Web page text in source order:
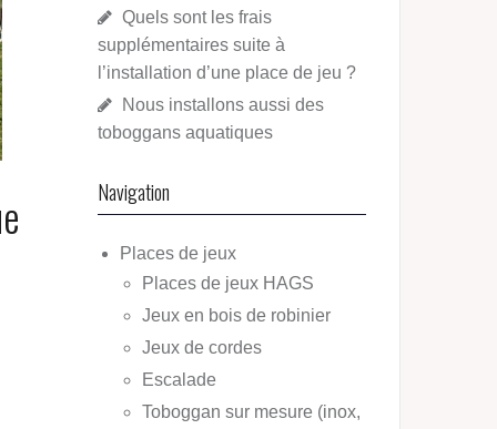
Quels sont les frais
supplémentaires suite à
l’installation d’une place de jeu ?
Nous installons aussi des
toboggans aquatiques
Navigation
Places de jeux
Places de jeux HAGS
Jeux en bois de robinier
Jeux de cordes
Escalade
Toboggan sur mesure (inox,